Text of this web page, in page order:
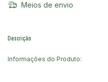
Meios de envio
Descrição
Informações do Produto: